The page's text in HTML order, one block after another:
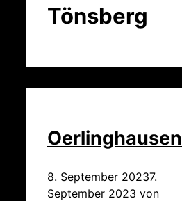
Tönsberg
Oerlinghausen
8. September 20237.
September 2023 von